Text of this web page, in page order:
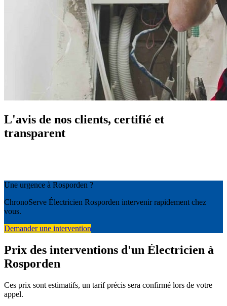
L'avis de nos clients, certifié et
transparent
Une urgence à Rosporden ?
ChronoServe Électricien Rosporden intervenir rapidement chez
vous.
Demander une intervention
Prix des interventions d'un Électricien à
Rosporden
Ces prix sont estimatifs, un tarif précis sera confirmé lors de votre
appel.